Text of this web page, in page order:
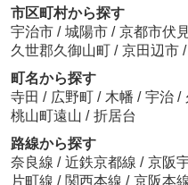
市区町村から探す
宇治市 / 城陽市 / 京都市伏
久世郡久御山町 / 京田辺市 /
町名から探す
寺田 / 広野町 / 木幡 / 宇治 /
桃山町遠山 / 折居台
路線から探す
奈良線 / 近鉄京都線 / 京阪
片町線 / 関西本線 / 京阪本